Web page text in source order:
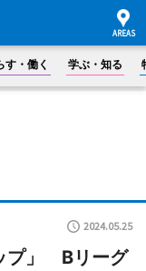
す・働く 学ぶ・知る
2024.05.25
プ」 Bリーグ